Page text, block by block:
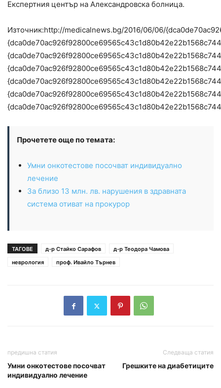
Експертния център на Александровска болница.
Източник:http://medicalnews.bg/2016/06/06/
Прочетете още по темата:
Умни онкотестове посочват индивидуално
лечение
За близо 13 млн. лв. нарушения в здравната
система отиват на прокурор
ТАГОВЕ д-р Стайко Сарафов
д-р Теодора Чамова
неврология
проф. Ивайло Търнев
предишна статия
Умни онкотестове посочват
индивидуално лечение
Следваща статия
Грешките на диабетиците